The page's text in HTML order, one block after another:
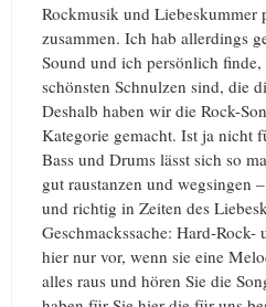
Rockmusik und Liebeskummer
zusammen. Ich hab allerdings
Sound und ich persönlich
schönsten Schnulzen sind, die
Deshalb haben wir die Rock-
Kategorie gemacht. Ist ja nicht
Bass und Drums lässt sich so
gut raustanzen und wegsingen
und richtig in Zeiten des
Geschmackssache: Hard-
hier nur vor, wenn sie eine
alles raus und hören Sie die